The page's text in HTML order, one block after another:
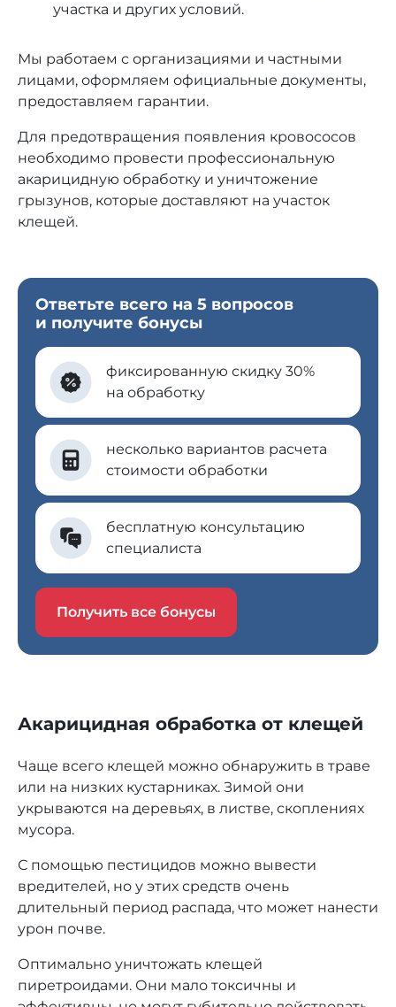
участка и других условий.
Мы работаем с организациями и частными
лицами, оформляем официальные документы,
предоставляем гарантии.
Для предотвращения появления кровососов
необходимо провести профессиональную
акарицидную обработку и уничтожение
грызунов, которые доставляют на участок
клещей.
Ответьте всего на 5 вопросов
и получите бонусы
Получить все бонусы
фиксированную скидку 30%
на обработку
несколько вариантов расчета
стоимости обработки
бесплатную консультацию
специалиста
Акарицидная обработка от клещей
Чаще всего клещей можно обнаружить в траве
или на низких кустарниках. Зимой они
укрываются на деревьях, в листве, скоплениях
мусора.
С помощью пестицидов можно вывести
вредителей, но у этих средств очень
длительный период распада, что может нанести
урон почве.
Оптимально уничтожать клещей
пиретроидами. Они мало токсичны и